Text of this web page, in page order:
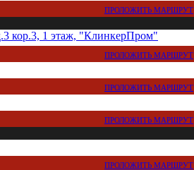
ПРОЛОЖИТЬ МАРШРУТ
кор.3, 1 этаж, "КлинкерПром"
ПРОЛОЖИТЬ МАРШРУТ
ПРОЛОЖИТЬ МАРШРУТ
ПРОЛОЖИТЬ МАРШРУТ
ПРОЛОЖИТЬ МАРШРУТ